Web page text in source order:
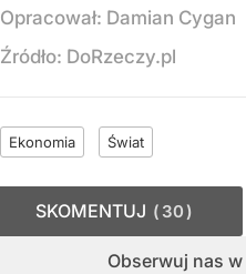
Opracował: Damian Cygan
Źródło: DoRzeczy.pl
Ekonomia Świat
Obserwuj nas w
SKOMENTUJ 30